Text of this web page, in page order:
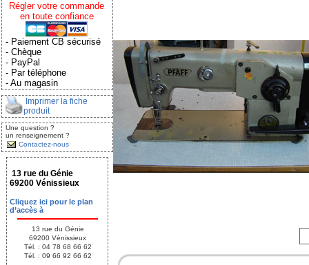
Régler votre commande
en toute confiance
- Paiement CB sécurisé
- Chèque
- PayPal
- Par téléphone
- Au magasin
Imprimer la fiche
produit
Une question ?
un renseignement ?
Contactez-nous
13 rue du Génie
69200 Vénissieux
Cliquez ici pour le plan
d’accès à
13 rue du Génie
69200 Vénissieux
Tél. : 04 78 68 66 62
Tél. : 09 66 92 66 62